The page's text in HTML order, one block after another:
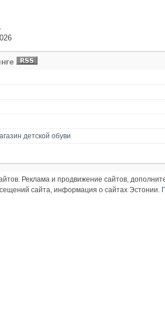
детской обуви
Реклама и продвижение сайтов,
сайта, информация о сайтах Эстонии.